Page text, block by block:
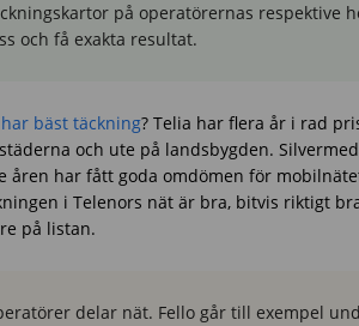
på operatörernas respektive
och få exakta resultat.
bäst täckning? Telia har flera år i rad
och ute på landsbygden.
åren har fått goda omdömen för
i Telenors nät är bra, bitvis riktigt
på listan.
delar nät. Fello går till exempel